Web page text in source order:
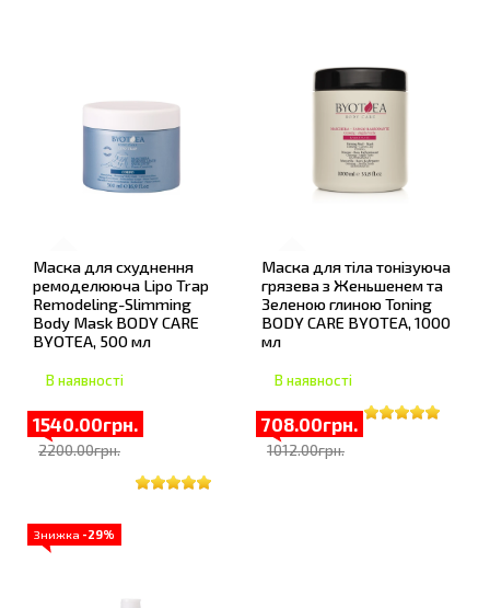
Маска для схуднення
ремоделююча Lipo Trap
Remodeling-Slimming
Body Mask BODY CARE
BYOTEA, 500 мл
В наявності
1540.00грн.
2200.00грн.
Маска для тіла тонізуюча
грязева з Женьшенем та
Зеленою глиною Toning
BODY CARE BYOTEA, 1000
мл
В наявності
708.00грн.
1012.00грн.
Знижка -29%